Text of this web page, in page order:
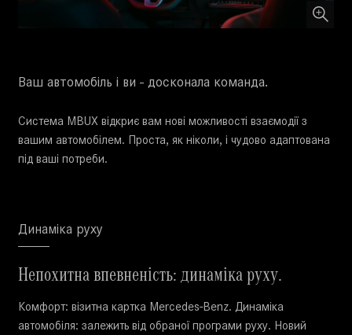
Ваш автомобіль і ви - досконала команда.
Система MBUX відкриє вам нові можливості взаємодії з
вашим автомобілем. Проста, як ніколи, і чудово адаптована
під ваші потреби.
Динаміка руху
Непохитна впевненість: динаміка руху.
Комфорт: візитна картка Mercedes-Benz. Динаміка
автомобіля: залежить від обраної програми руху. Новий